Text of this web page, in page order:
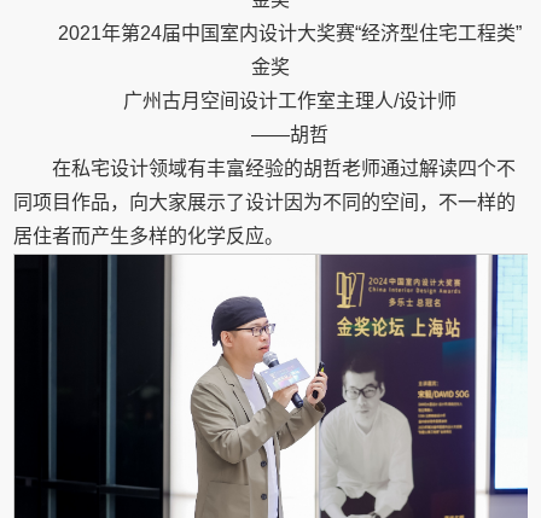
2021年第24届中国室内设计大奖赛“经济型住宅工程类”
金奖
广州古月空间设计工作室主理人/设计师
——胡哲
在私宅设计领域有丰富经验的胡哲老师通过解读四个不
同项目作品，向大家展示了设计因为不同的空间，不一样的
居住者而产生多样的化学反应。